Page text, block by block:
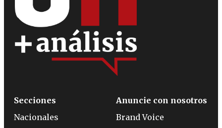
Secciones
Nacionales
Anuncie con nosotros
Brand Voice